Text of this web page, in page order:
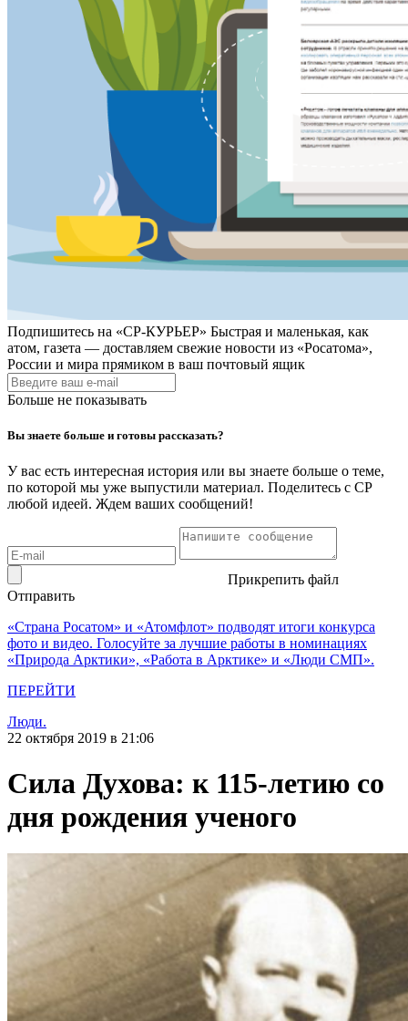
Подпишитесь на «СР-КУРЬЕР» Быстрая и маленькая, как
атом, газета — доставляем свежие новости из «Росатома»,
России и мира прямиком в ваш почтовый ящик
Больше не показывать
Вы знаете больше и готовы рассказать?
У вас есть интересная история или вы знаете больше о теме,
по которой мы уже выпустили материал. Поделитесь с СР
любой идеей. Ждем ваших сообщений!
Прикрепить файл
Отправить
«Страна Росатом» и «Атомфлот» подводят итоги конкурса
фото и видео. Голосуйте за лучшие работы в номинациях
«Природа Арктики», «Работа в Арктике» и «Люди СМП».
ПЕРЕЙТИ
Люди.
22 октября 2019 в 21:06
Сила Духова: к 115-летию со
дня рождения ученого